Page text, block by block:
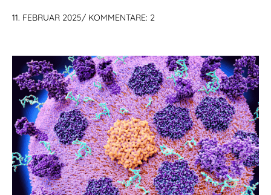
11. FEBRUAR 2025/ KOMMENTARE: 2